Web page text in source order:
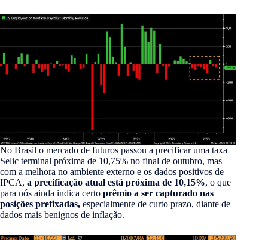
No Brasil o mercado de futuros passou a precificar uma taxa
Selic terminal próxima de 10,75% no final de outubro, mas
com a melhora no ambiente externo e os dados positivos de
IPCA, a precificação atual está próxima de 10,15%, o que
para nós ainda indica certo prêmio a ser capturado nas
posições prefixadas, especialmente de curto prazo, diante de
dados mais benignos de inflação.